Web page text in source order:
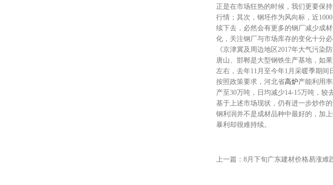
正是在市场狂热的时候，我们更要保
行情；其次，钢坯作为风向标，近
续下去，必然会有更多的钢厂减少成
化，关注钢厂与市场库存的变化十分必
《京津冀及周边地区2017年大气污染
唐山、邯郸是大型钢铁生产基地，如
左右，去年11月至今年1月采暖季期间
按照政策要求，河北省高炉产能利用
产至30万吨，日均减少14-15万吨，较
基于上述市场现状，仍有进一步炒作
钢利润并不是成材品种中最好的，加
暴利却很难持续。
上一篇： 8月下旬广东建材价格易涨难